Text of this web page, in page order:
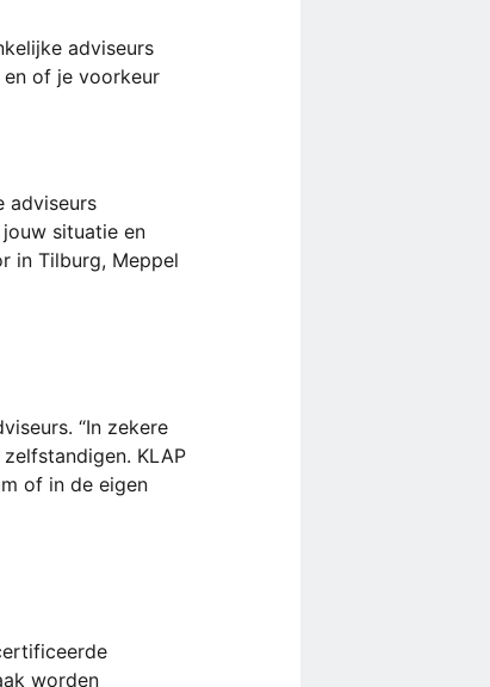
adviseurs
of je voorkeur
adviseurs
situatie en
in Tilburg, Meppel
“In zekere
KLAP
of in de eigen
worden